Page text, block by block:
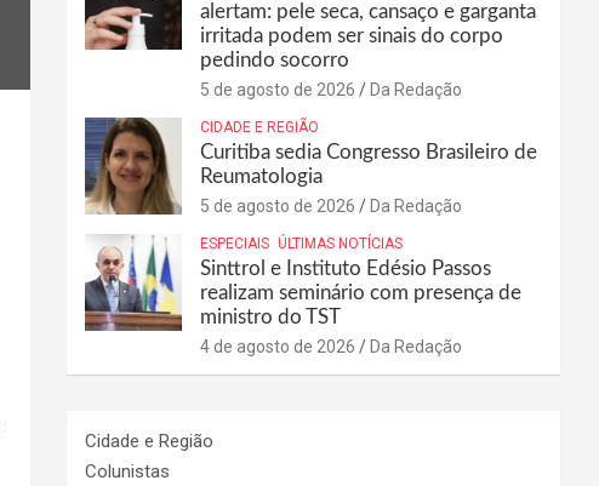
alertam: pele seca, cansaço e garganta
irritada podem ser sinais do corpo
pedindo socorro
5 de agosto de 2026 Da Redação
CIDADE E REGIÃO
Curitiba sedia Congresso Brasileiro de
Reumatologia
5 de agosto de 2026 Da Redação
ESPECIAIS ÚLTIMAS NOTÍCIAS
Sinttrol e Instituto Edésio Passos
realizam seminário com presença de
ministro do TST
4 de agosto de 2026 Da Redação
Cidade e Região
Colunistas